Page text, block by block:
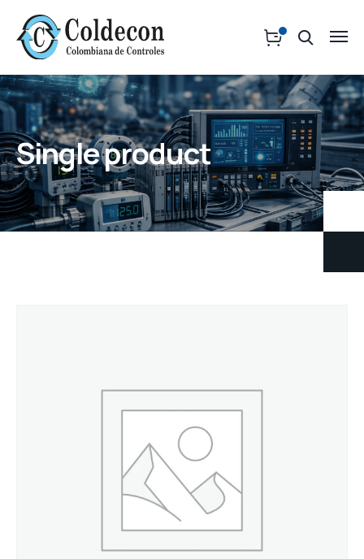
Single product